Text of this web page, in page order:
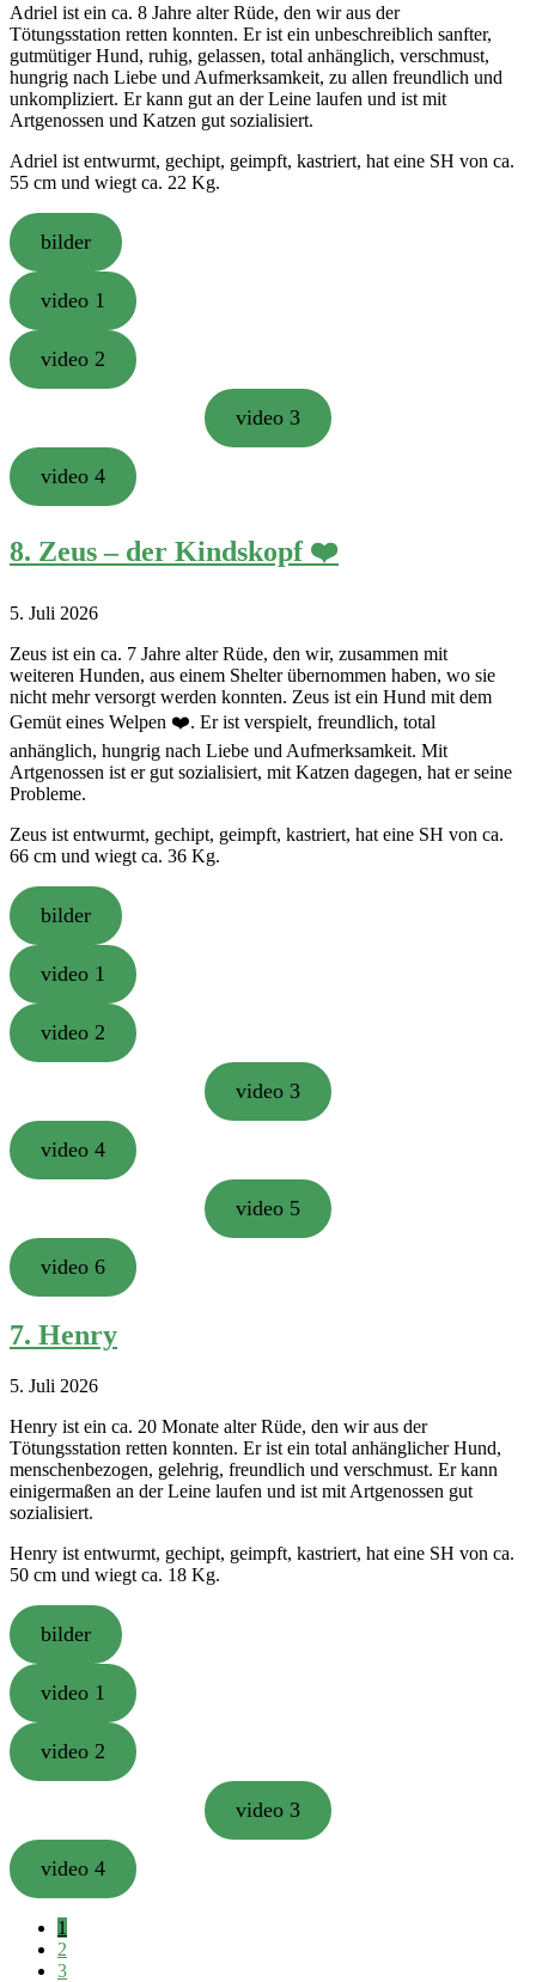
Adriel ist ein ca. 8 Jahre alter Rüde, den wir aus der
Tötungsstation retten konnten. Er ist ein unbeschreiblich sanfter,
gutmütiger Hund, ruhig, gelassen, total anhänglich, verschmust,
hungrig nach Liebe und Aufmerksamkeit, zu allen freundlich und
unkompliziert. Er kann gut an der Leine laufen und ist mit
Artgenossen und Katzen gut sozialisiert.
Adriel ist entwurmt, gechipt, geimpft, kastriert, hat eine SH von ca.
55 cm und wiegt ca. 22 Kg.
bilder
video 1
video 2
video 3
video 4
8. Zeus – der Kindskopf ❤️
5. Juli 2026
Zeus ist ein ca. 7 Jahre alter Rüde, den wir, zusammen mit
weiteren Hunden, aus einem Shelter übernommen haben, wo sie
nicht mehr versorgt werden konnten. Zeus ist ein Hund mit dem
Gemüt eines Welpen ❤️. Er ist verspielt, freundlich, total
anhänglich, hungrig nach Liebe und Aufmerksamkeit. Mit
Artgenossen ist er gut sozialisiert, mit Katzen dagegen, hat er seine
Probleme.
Zeus ist entwurmt, gechipt, geimpft, kastriert, hat eine SH von ca.
66 cm und wiegt ca. 36 Kg.
bilder
video 1
video 2
video 3
video 4
video 5
video 6
7. Henry
5. Juli 2026
Henry ist ein ca. 20 Monate alter Rüde, den wir aus der
Tötungsstation retten konnten. Er ist ein total anhänglicher Hund,
menschenbezogen, gelehrig, freundlich und verschmust. Er kann
einigermaßen an der Leine laufen und ist mit Artgenossen gut
sozialisiert.
Henry ist entwurmt, gechipt, geimpft, kastriert, hat eine SH von ca.
50 cm und wiegt ca. 18 Kg.
bilder
video 1
video 2
video 3
video 4
Seite
1
Seite
2
Seite
3